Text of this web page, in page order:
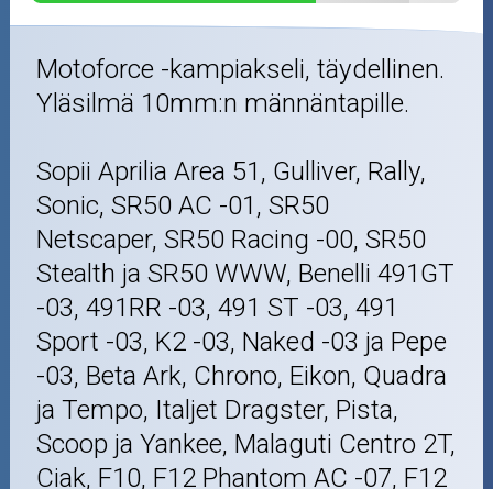
Motoforce -kampiakseli, täydellinen.
Yläsilmä 10mm:n männäntapille.
Sopii Aprilia Area 51, Gulliver, Rally,
Sonic, SR50 AC -01, SR50
Netscaper, SR50 Racing -00, SR50
Stealth ja SR50 WWW, Benelli 491GT
-03, 491RR -03, 491 ST -03, 491
Sport -03, K2 -03, Naked -03 ja Pepe
-03, Beta Ark, Chrono, Eikon, Quadra
ja Tempo, Italjet Dragster, Pista,
Scoop ja Yankee, Malaguti Centro 2T,
Ciak, F10, F12 Phantom AC -07, F12